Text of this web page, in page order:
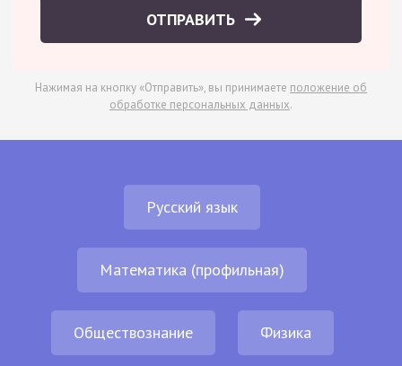
ОТПРАВИТЬ
Нажимая на кнопку «Отправить», вы принимаете положение об
обработке персональных данных.
Русский язык
Математика (профильная)
Обществознание Физика